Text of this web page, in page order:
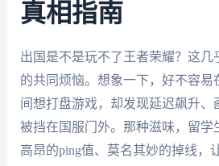
真相指南
出国是不是玩不了王者荣耀？这几
的共同烦恼。想象一下，好不容易
间想打盘游戏，却发现延迟飙升、
被挡在国服门外。那种滋味，留学
高昂的ping值、莫名其妙的掉线，